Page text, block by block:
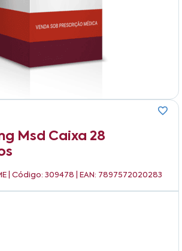
Msd Caixa 28
| Código: 309478 | EAN: 7897572020283